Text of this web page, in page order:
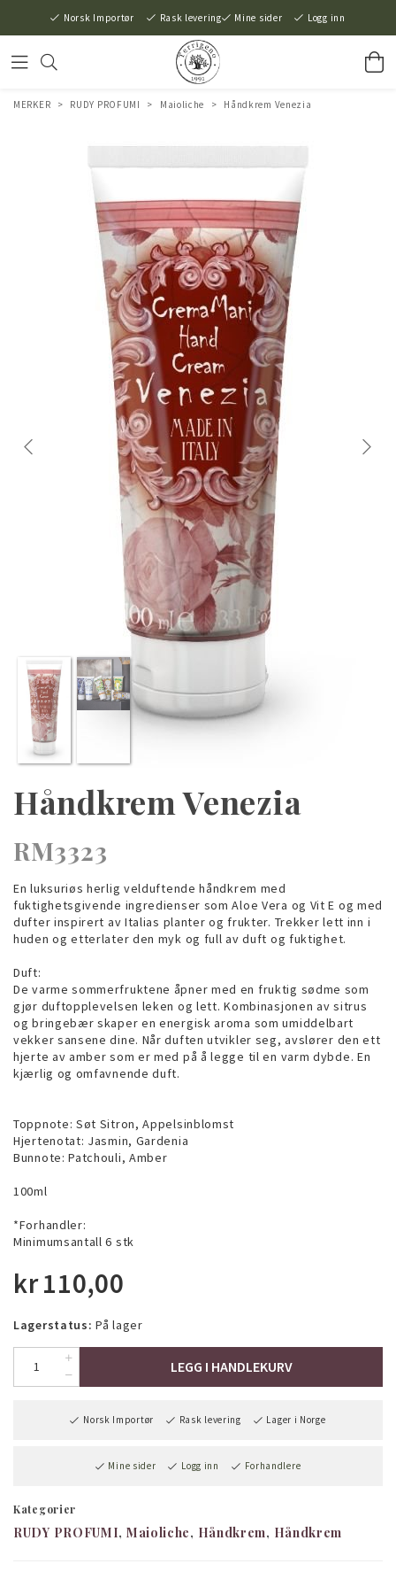
Norsk Importør Rask levering Mine sider Logg inn
MERKER > RUDY PROFUMI > Maioliche > Håndkrem Venezia
Håndkrem Venezia
RM3323
En luksuriøs herlig velduftende håndkrem med
fuktighetsgivende ingredienser som Aloe Vera og Vit E og med
dufter inspirert av Italias planter og frukter. Trekker lett inn i
huden og etterlater den myk og full av duft og fuktighet.
Duft:
De varme sommerfruktene åpner med en fruktig sødme som
gjør duftopplevelsen leken og lett. Kombinasjonen av sitrus
og bringebær skaper en energisk aroma som umiddelbart
vekker sansene dine. Når duften utvikler seg, avslører den ett
hjerte av amber som er med på å legge til en varm dybde. En
kjærlig og omfavnende duft.
Toppnote: Søt Sitron, Appelsinblomst
Hjertenotat: Jasmin, Gardenia
Bunnote: Patchouli, Amber
100ml
*Forhandler:
Minimumsantall 6 stk
kr110,00
Lagerstatus: På lager
LEGG I HANDLEKURV
Norsk Importør Rask levering Lager i Norge
Mine sider Logg inn Forhandlere
Kategorier
RUDY PROFUMI Maioliche Håndkrem Håndkrem